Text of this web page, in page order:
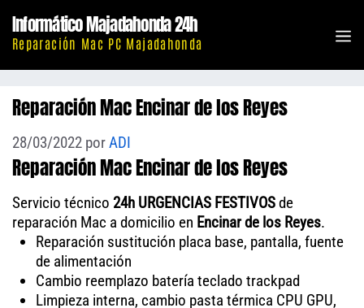
contenido
Informático Majadahonda 24h
Reparación Mac PC Majadahonda
Reparación Mac Encinar de los Reyes
28/03/2022 porADI
Reparación Mac Encinar de los Reyes
Servicio técnico 24h URGENCIAS FESTIVOSde
reparación Mac a domicilio en Encinar de los Reyes.
Reparación sustitución placa base, pantalla, fuente
de alimentación
Cambio reemplazo batería teclado trackpad
Limpieza interna, cambio pasta térmica CPU GPU,